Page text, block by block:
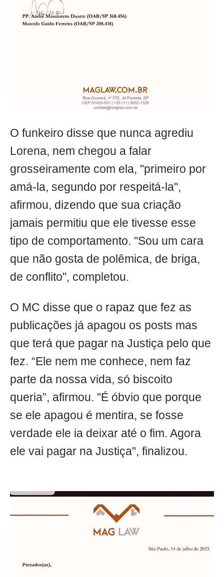
O funkeiro disse que nunca agrediu
Lorena, nem chegou a falar
grosseiramente com ela, "primeiro por
amá-la, segundo por respeitá-la",
afirmou, dizendo que sua criação
jamais permitiu que ele tivesse esse
tipo de comportamento. "Sou um cara
que não gosta de polêmica, de briga,
de conflito", completou.
O MC disse que o rapaz que fez as
publicações já apagou os posts mas
que terá que pagar na Justiça pelo que
fez. “Ele nem me conhece, nem faz
parte da nossa vida, só biscoito
queria”, afirmou. "É óbvio que porque
se ele apagou é mentira, se fosse
verdade ele ia deixar até o fim. Agora
ele vai pagar na Justiça", finalizou.